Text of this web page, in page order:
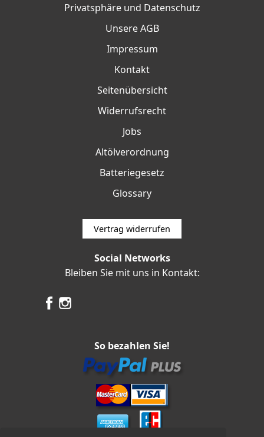
Privatsphäre und Datenschutz
Unsere AGB
Impressum
Kontakt
Seitenübersicht
Widerrufsrecht
Jobs
Altölverordnung
Batteriegesetz
Glossary
Vertrag widerrufen
Social Networks
Bleiben Sie mit uns in Kontakt:
So bezahlen Sie!